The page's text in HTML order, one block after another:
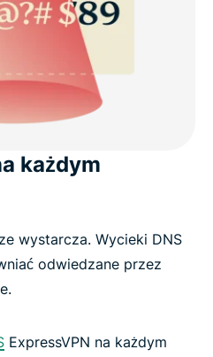
każdym
wystarcza. Wycieki DNS
odwiedzane przez
ExpressVPN na każdym